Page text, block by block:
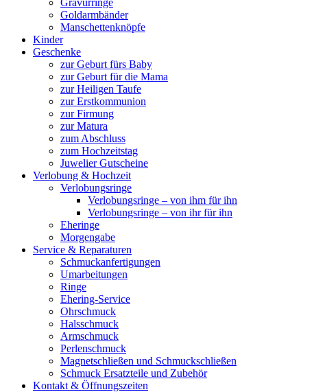
Gravurringe
Goldarmbänder
Manschettenknöpfe
Kinder
Geschenke
zur Geburt fürs Baby
zur Geburt für die Mama
zur Heiligen Taufe
zur Erstkommunion
zur Firmung
zur Matura
zum Abschluss
zum Hochzeitstag
Juwelier Gutscheine
Verlobung & Hochzeit
Verlobungsringe
Verlobungsringe – von ihm für ihn
Verlobungsringe – von ihr für ihn
Eheringe
Morgengabe
Service & Reparaturen
Schmuckanfertigungen
Umarbeitungen
Ringe
Ehering-Service
Ohrschmuck
Halsschmuck
Armschmuck
Perlenschmuck
Magnetschließen und Schmuckschließen
Schmuck Ersatzteile und Zubehör
Kontakt & Öffnungszeiten